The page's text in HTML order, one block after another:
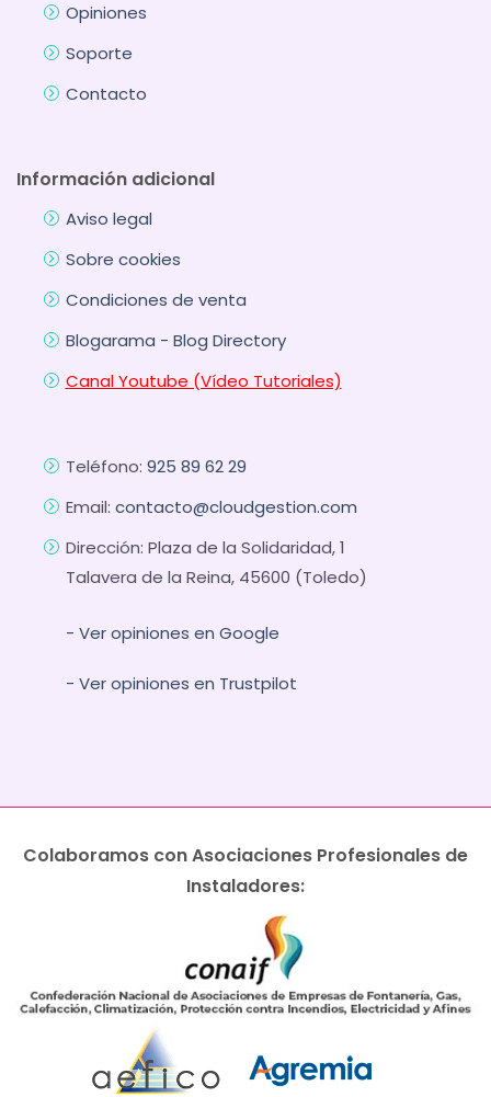
Opiniones
Soporte
Contacto
Información adicional
Aviso legal
Sobre cookies
Condiciones de venta
Blogarama - Blog Directory
Canal Youtube (Vídeo Tutoriales)
Teléfono: 925 89 62 29
Email: contacto@cloudgestion.com
Dirección: Plaza de la Solidaridad, 1
Talavera de la Reina, 45600 (Toledo)
- Ver opiniones en Google
- Ver opiniones en Trustpilot
Colaboramos con Asociaciones Profesionales de
Instaladores: